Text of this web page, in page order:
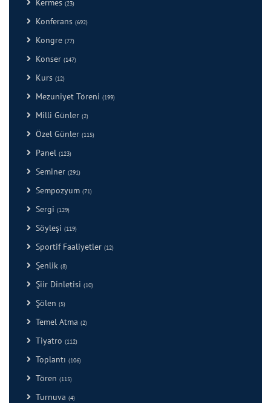
Kermes (23)
Konferans (692)
Kongre (77)
Konser (147)
Kurs (12)
Mezuniyet Töreni (199)
Milli Günler (2)
Özel Günler (115)
Panel (123)
Seminer (291)
Sempozyum (71)
Sergi (129)
Söyleşi (119)
Sportif Faaliyetler (12)
Şenlik (8)
Şiir Dinletisi (10)
Şölen (5)
Temel Atma (2)
Tiyatro (112)
Toplantı (106)
Tören (115)
Turnuva (4)